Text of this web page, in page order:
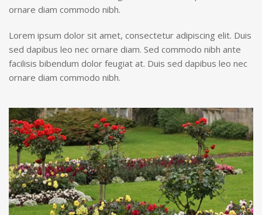
ornare diam commodo nibh.
Lorem ipsum dolor sit amet, consectetur adipiscing elit. Duis
sed dapibus leo nec ornare diam. Sed commodo nibh ante
facilisis bibendum dolor feugiat at. Duis sed dapibus leo nec
ornare diam commodo nibh.